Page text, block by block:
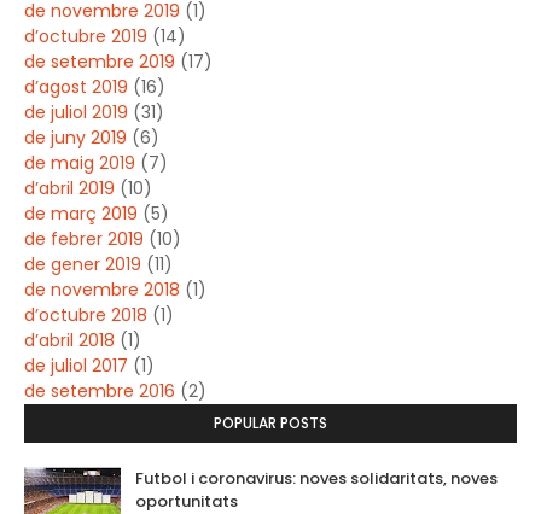
de novembre 2019 (1)
d’octubre 2019 (14)
de setembre 2019 (17)
d’agost 2019 (16)
de juliol 2019 (31)
de juny 2019 (6)
de maig 2019 (7)
d’abril 2019 (10)
de març 2019 (5)
de febrer 2019 (10)
de gener 2019 (11)
de novembre 2018 (1)
d’octubre 2018 (1)
d’abril 2018 (1)
de juliol 2017 (1)
de setembre 2016 (2)
POPULAR POSTS
Futbol i coronavirus: noves solidaritats, noves
oportunitats